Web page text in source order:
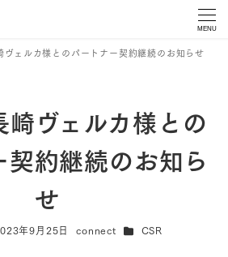
MENU
ヴェルカ様とのパートナー契約継続のお知らせ
ヴェルカ様との
約継続のお知ら
せ
年9月25日
著
connect カテゴリー
CSR